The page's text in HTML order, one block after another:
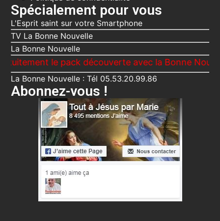
Spécialement pour vous
L'Esprit saint sur votre Smartphone
TV La Bonne Nouvelle
La Bonne Nouvelle
le pack découverte avec la Bonne Nouvelle, Le
La Bonne Nouvelle : Tél 05.53.20.99.86
Abonnez-vous !